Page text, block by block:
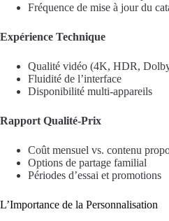
Fréquence de mise à jour du
Expérience Technique
Qualité vidéo (4K, HDR,
Fluidité de l’interface
Disponibilité multi-appareils
Rapport Qualité-Prix
Coût mensuel vs. contenu
Options de partage familial
Périodes d’essai et promotions
L’Importance de la Personnalisation